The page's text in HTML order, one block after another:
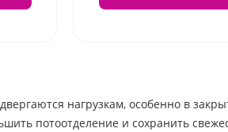
нагрузкам, особенно в
потоотделение и сохранить